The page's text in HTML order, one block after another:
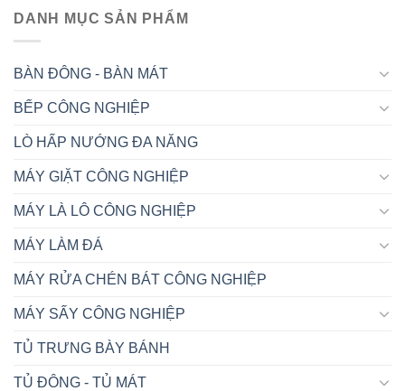
DANH MỤC SẢN PHẨM
BÀN ĐÔNG - BÀN MÁT
BẾP CÔNG NGHIỆP
LÒ HẤP NƯỚNG ĐA NĂNG
MÁY GIẶT CÔNG NGHIỆP
MÁY LÀ LÔ CÔNG NGHIỆP
MÁY LÀM ĐÁ
MÁY RỬA CHÉN BÁT CÔNG NGHIỆP
MÁY SẤY CÔNG NGHIỆP
TỦ TRƯNG BÀY BÁNH
TỦ ĐÔNG - TỦ MÁT